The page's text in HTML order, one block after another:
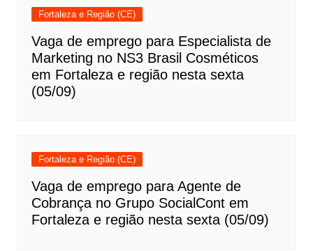
Fortaleza e Região (CE)
Vaga de emprego para Especialista de
Marketing no NS3 Brasil Cosméticos
em Fortaleza e região nesta sexta
(05/09)
Fortaleza e Região (CE)
Vaga de emprego para Agente de
Cobrança no Grupo SocialCont em
Fortaleza e região nesta sexta (05/09)